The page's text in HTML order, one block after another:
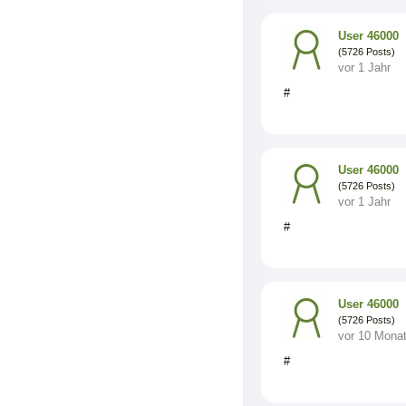
User 46000
(5726 Posts)
vor 1 Jahr
#
User 46000
(5726 Posts)
vor 1 Jahr
#
User 46000
(5726 Posts)
vor 10
#